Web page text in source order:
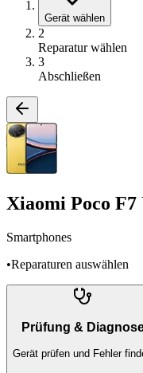
Gerät wählen
2
Reparatur wählen
3
Abschließen
Xiaomi Poco
Smartphones
•Reparaturen auswählen
Prüfung &
Gerät prüfen und Fehler